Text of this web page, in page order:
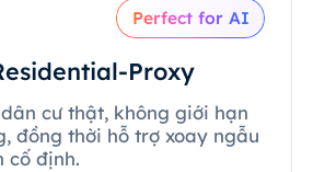
Perfect for AI
Proxy
cư thật, không giới hạn
đồng thời hỗ trợ xoay ngẫu
cố định.